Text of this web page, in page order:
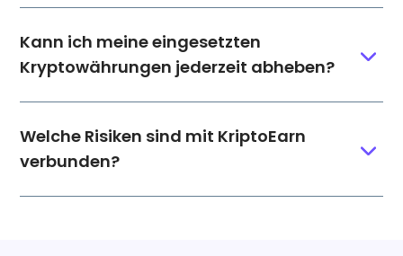
Kann ich meine eingesetzten
Kryptowährungen jederzeit abheben?
Welche Risiken sind mit KriptoEarn
verbunden?